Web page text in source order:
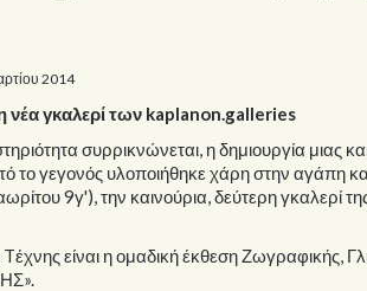
2014
νέα γκαλερί των kaplanon.galleries
συρρικνώνεται, η δημιουργία μιας
το γεγονός υλοποιήθηκε χάρη στην αγάπη
9γ'), την καινούρια, δεύτερη γκαλερί
είναι η ομαδική έκθεση Ζωγραφικής,